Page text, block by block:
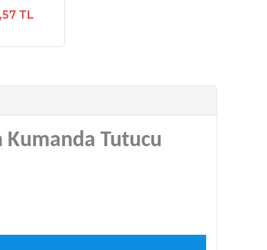
TL
Tutucu